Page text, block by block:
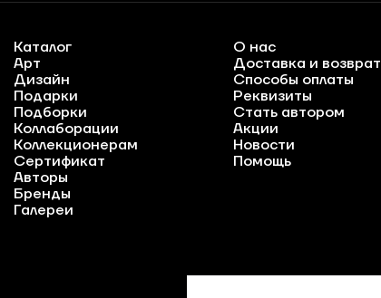
Каталог
Арт
Дизайн
Подарки
Подборки
Коллаборации
Коллекционерам
Сертификат
Авторы
Бренды
Галереи
О нас
Доставка и возврат
Способы оплаты
Реквизиты
Стать автором
Акции
Новости
Помощь